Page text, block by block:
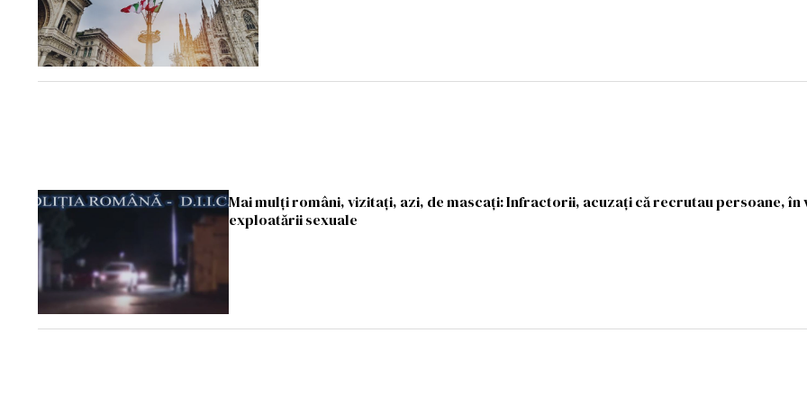
Mai mulți români, vizitați, azi, de mascați: Infractorii, acuzați că recrutau persoane, în
exploatării sexuale